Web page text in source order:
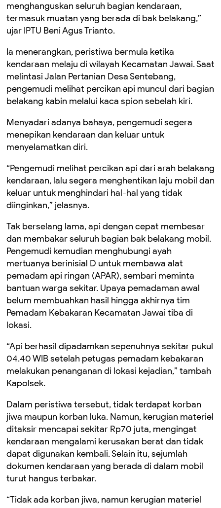
menghanguskan seluruh bagian kendaraan,
termasuk muatan yang berada di bak belakang,”
ujar IPTU Beni Agus Trianto.
Ia menerangkan, peristiwa bermula ketika
kendaraan melaju di wilayah Kecamatan Jawai. Saat
melintasi Jalan Pertanian Desa Sentebang,
pengemudi melihat percikan api muncul dari bagian
belakang kabin melalui kaca spion sebelah kiri.
Menyadari adanya bahaya, pengemudi segera
menepikan kendaraan dan keluar untuk
menyelamatkan diri.
“Pengemudi melihat percikan api dari arah belakang
kendaraan, lalu segera menghentikan laju mobil dan
keluar untuk menghindari hal-hal yang tidak
diinginkan,” jelasnya.
Tak berselang lama, api dengan cepat membesar
dan membakar seluruh bagian bak belakang mobil.
Pengemudi kemudian menghubungi ayah
mertuanya berinisial D untuk membawa alat
pemadam api ringan (APAR), sembari meminta
bantuan warga sekitar. Upaya pemadaman awal
belum membuahkan hasil hingga akhirnya tim
Pemadam Kebakaran Kecamatan Jawai tiba di
lokasi.
“Api berhasil dipadamkan sepenuhnya sekitar pukul
04.40 WIB setelah petugas pemadam kebakaran
melakukan penanganan di lokasi kejadian,” tambah
Kapolsek.
Dalam peristiwa tersebut, tidak terdapat korban
jiwa maupun korban luka. Namun, kerugian materiel
ditaksir mencapai sekitar Rp70 juta, mengingat
kendaraan mengalami kerusakan berat dan tidak
dapat digunakan kembali. Selain itu, sejumlah
dokumen kendaraan yang berada di dalam mobil
turut hangus terbakar.
“Tidak ada korban jiwa, namun kerugian materiel